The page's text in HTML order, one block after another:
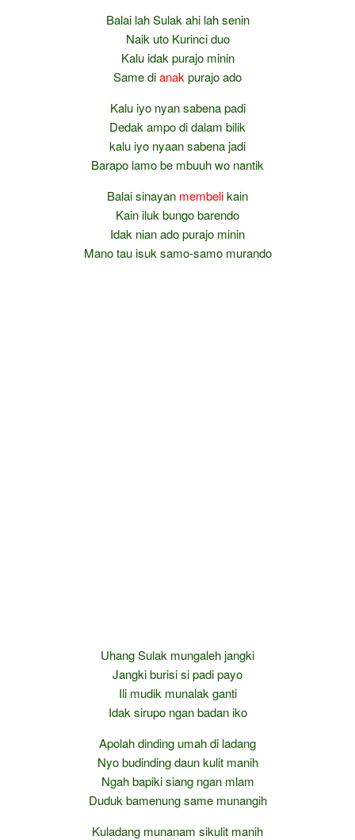
Balai lah Sulak ahi lah senin
Naik uto Kurinci duo
Kalu idak purajo minin
Same dianak purajo ado
Kalu iyo nyan sabena padi
Dedak ampo di dalam bilik
kalu iyo nyaan sabena jadi
Barapo lamo be mbuuh wo nantik
Balai sinayan membelikain
Kain iluk bungo barendo
Idak nian ado purajo minin
Mano tau isuk samo-samo murando
Uhang Sulak mungaleh jangki
Jangki burisi si padi payo
Ili mudik munalak ganti
Idak sirupo ngan badan iko
Apolah dinding umah di ladang
Nyo budinding daun kulit manih
Ngah bapiki siang ngan mlam
Duduk bamenung same munangih
Kuladang munanam sikulit manih